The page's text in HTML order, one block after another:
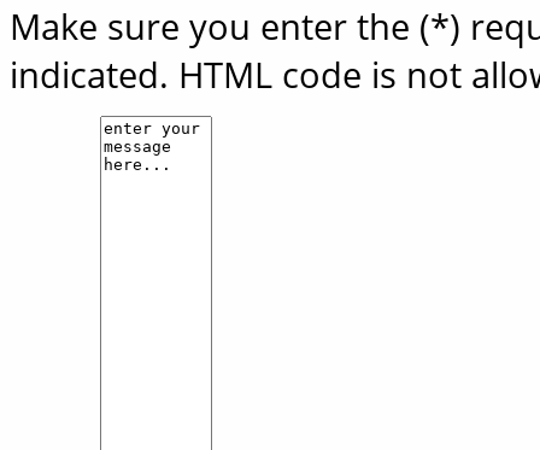
Make sure you enter the (*)
indicated. HTML code is not